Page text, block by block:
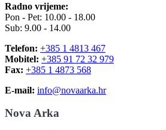
Radno vrijeme:
Pon - Pet: 10.00 - 18.00
Sub: 9.00 - 14.00
Telefon: +385 1 4813 467
Mobitel: +385 91 72 32 979
Fax: +385 1 4873 568
E-mail: info@novaarka.hr
Nova Arka